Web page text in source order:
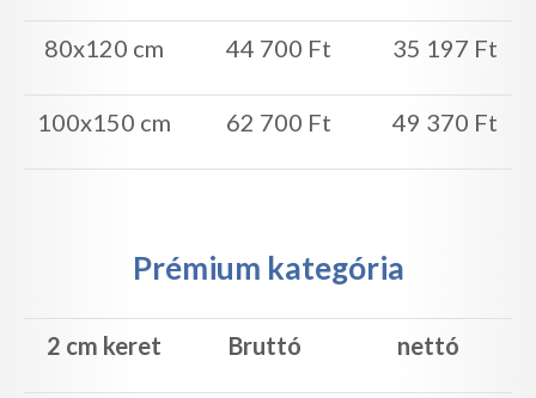
80x120 cm 44 700 Ft 35 197 Ft
100x150 cm 62 700 Ft 49 370 Ft
Prémium kategória
2 cm keret Bruttó nettó